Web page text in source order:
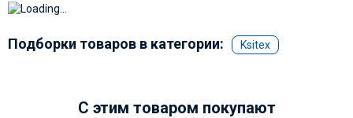
Подборки товаров в категории: Ksitex
C этим товаром покупают